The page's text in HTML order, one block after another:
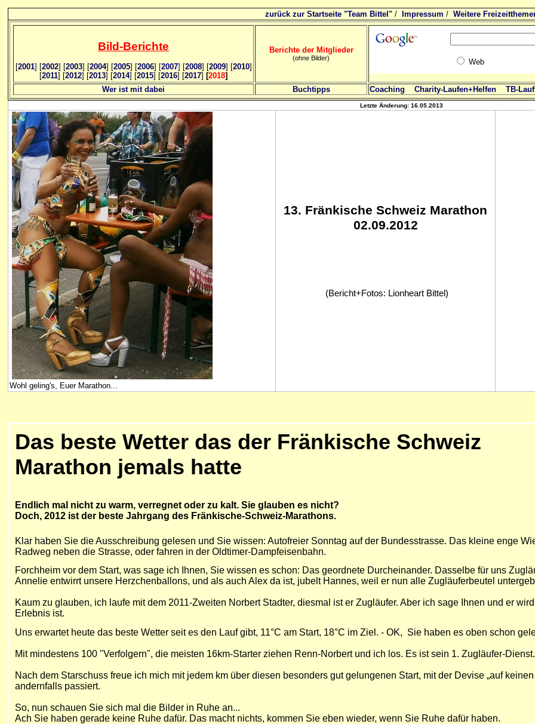
zurück zur Startseite "Team Bittel"/ Impressum / Weitere
Bild-Berichte
[2001] [2002] [2003] [2004] [2005] [2006] [2007] [2008] [2009] [2010]
[2011] [2012] [2013] [2014] [2015] [2016] [2017] [2018]
Berichte der Mitglieder
(ohne Bilder) Web
Wer ist mit dabei Buchtipps Coaching Charity-Laufen+Helfen TB-
Letzte Änderung: 16.05.2013
Wohl geling's, Euer Marathon...
13. Fränkische Schweiz Marathon
02.09.2012
(Bericht+Fotos: Lionheart Bittel)
Das beste Wetter das der Fränkische Schweiz
Marathon jemals hatte
Endlich mal nicht zu warm, verregnet oder zu kalt. Sie glauben es nicht?
Doch, 2012 ist der beste Jahrgang des Fränkische-Schweiz-Marathons.
Klar haben Sie die Ausschreibung gelesen und Sie wissen: Autofreier Sonntag auf der Bundesstrasse. Das kleine enge
Radweg neben die Strasse, oder fahren in der Oldtimer-Dampfeisenbahn.
Forchheim vor dem Start, was sage ich Ihnen, Sie wissen es schon: Das geordnete Durcheinander. Dasselbe für uns
Annelie entwirrt unsere Herzchenballons, und als auch Alex da ist, jubelt Hannes, weil er nun alle Zugläuferbeutel
Kaum zu glauben, ich laufe mit dem 2011-Zweiten Norbert Stadter, diesmal ist er Zugläufer. Aber ich sage Ihnen und er
Erlebnis ist.
Uns erwartet heute das beste Wetter seit es den Lauf gibt, 11°C am Start, 18°C im Ziel. - OK, Sie haben es oben schon
Mit mindestens 100 "Verfolgern", die meisten 16km-Starter ziehen Renn-Norbert und ich los. Es ist sein 1. Zugläufer-
Nach dem Starschuss freue ich mich mit jedem km über diesen besonders gut gelungenen Start, mit der Devise „auf
andernfalls passiert.
So, nun schauen Sie sich mal die Bilder in Ruhe an...
Ach Sie haben gerade keine Ruhe dafür. Das macht nichts, kommen Sie eben wieder, wenn Sie Ruhe dafür haben.